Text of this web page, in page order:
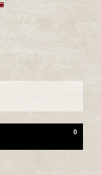
0